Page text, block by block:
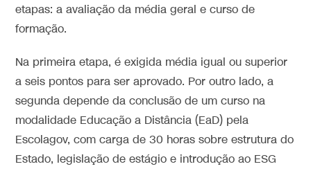
etapas: a avaliação da média geral e curso de
formação.
Na primeira etapa, é exigida média igual ou superior
a seis pontos para ser aprovado. Por outro lado, a
segunda depende da conclusão de um curso na
modalidade Educação a Distância (EaD) pela
Escolagov, com carga de 30 horas sobre estrutura do
Estado, legislação de estágio e introdução ao ESG